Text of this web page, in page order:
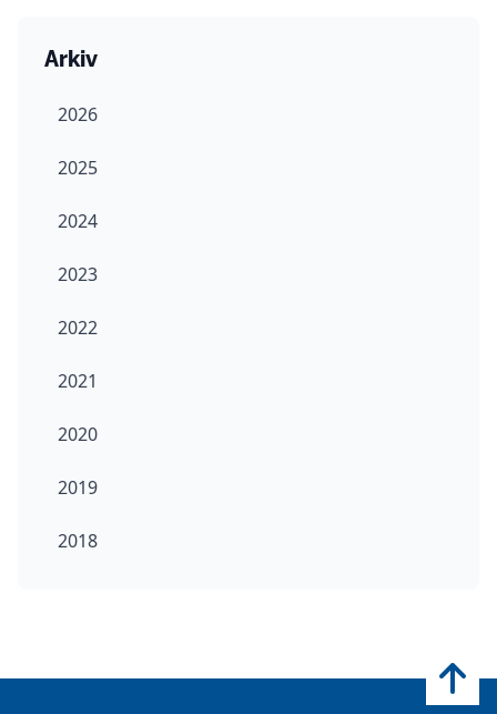
Arkiv
2026
2025
2024
2023
2022
2021
2020
2019
2018